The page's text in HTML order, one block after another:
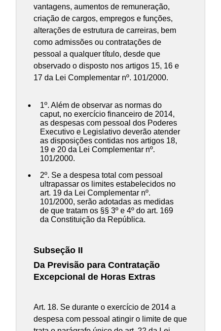
vantagens, aumentos de remuneração,
criação de cargos, empregos e funções,
alterações de estrutura de carreiras, bem
como admissões ou contratações de
pessoal a qualquer título, desde que
observado o disposto nos artigos 15, 16 e
17 da Lei Complementar nº. 101/2000.
1º. Além de observar as normas do
caput, no exercício financeiro de 2014,
as despesas com pessoal dos Poderes
Executivo e Legislativo deverão atender
as disposições contidas nos artigos 18,
19 e 20 da Lei Complementar nº.
101/2000.
2º. Se a despesa total com pessoal
ultrapassar os limites estabelecidos no
art. 19 da Lei Complementar nº.
101/2000, serão adotadas as medidas
de que tratam os §§ 3º e 4º do art. 169
da Constituição da República.
Subseção II
Da Previsão para Contratação
Excepcional de Horas Extras
Art. 18. Se durante o exercício de 2014 a
despesa com pessoal atingir o limite de que